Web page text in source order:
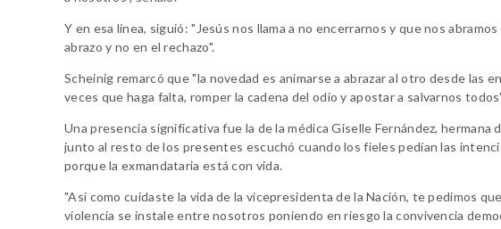
Y en esa línea, siguió: "Jesús nos llama a no encerrarnos y que nos
abrazo y no en el rechazo".
Scheinig remarcó que "la novedad es animarse a abrazar al otro desde las
veces que haga falta, romper la cadena del odio y apostar a salvarnos
Una presencia significativa fue la de la médica Giselle Fernández,
junto al resto de los presentes escuchó cuando los fieles pedían las
porque la exmandataria está con vida.
"Así como cuidaste la vida de la vicepresidenta de la Nación, te pedimos
violencia se instale entre nosotros poniendo en riesgo la convivencia